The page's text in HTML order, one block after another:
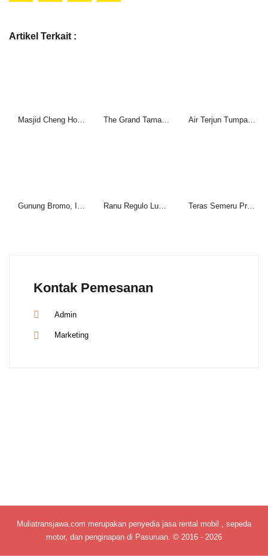
Kontak Pemesanan
Admin
Marketing
Artikel Terkait :
The Grand Taman Safari Prigen Pasuruan, Pilihan Liburan Keluarga Saat Akhir Pekan
Ranu Regulo Lumajang: Danau Alami di Kaki Gunung Semeru
Muliatransjawa.com merupakan penyedia jasa rental mobil , sepeda
motor, dan penginapan di Pasuruan. © 2016 - 2026